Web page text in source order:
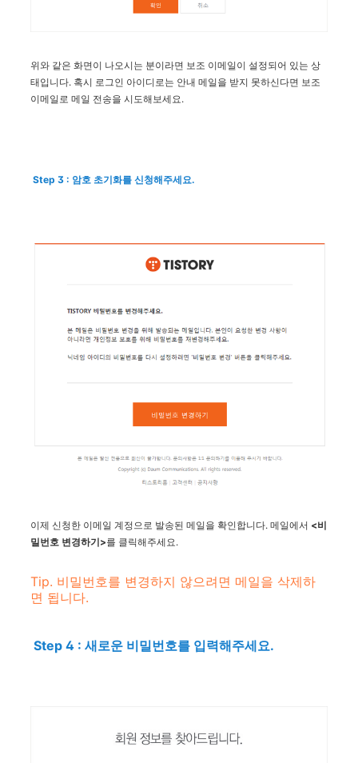
위와 같은 화면이 나오시는 분이라면 보조 이메일이 설정되어 있는 상
태입니다. 혹시 로그인 아이디로는 안내 메일을 받지 못하신다면 보조
이메일로 메일 전송을 시도해보세요.
Step 3 : 암호 초기화를 신청해주세요.
이제 신청한 이메일 계정으로 발송된 메일을 확인합니다. 메일에서 <비
밀번호 변경하기>를 클릭해주세요.
Tip. 비밀번호를 변경하지 않으려면 메일을 삭제하
면 됩니다.
Step 4 : 새로운 비밀번호를 입력해주세요.